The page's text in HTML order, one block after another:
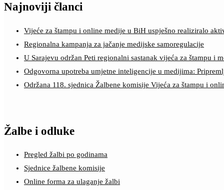
Najnoviji članci
Vijeće za štampu i online medije u BiH uspješno realiziralo
Regionalna kampanja za jačanje medijske samoregulacije
U Sarajevu održan Peti regionalni sastanak vijeća za štampu i
Odgovorna upotreba umjetne inteligencije u medijima:
Održana 118. sjednica Žalbene komisije Vijeća za štampu i
Žalbe i odluke
Pregled žalbi po godinama
Sjednice žalbene komisije
Online forma za ulaganje žalbi